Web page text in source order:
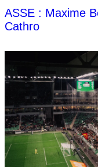
ASSE : Maxime
Cathro